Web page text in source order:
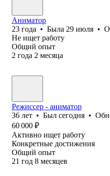
Аниматор
23 года • Была 29 июля •
Не ищет работу
Общий опыт
2 года 2 месяца
Режиссер - аниматор
36 лет • Был сегодня •
60 000 ₽
Активно ищет работу
Конкретные достижения
Общий опыт
21 год 8 месяцев